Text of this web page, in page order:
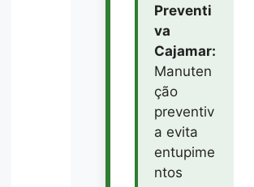
Preventi
va
Cajamar:
Manuten
ção
preventiv
a evita
entupime
ntos